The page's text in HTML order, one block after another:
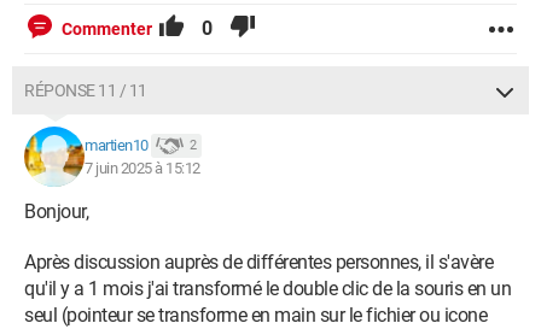
Commenter 0
RÉPONSE 11 / 11
martien10 2
7 juin 2025 à 15:12
Bonjour,
Après discussion auprès de différentes personnes, il s'avère
qu'il y a 1 mois j'ai transformé le double clic de la souris en un
seul (pointeur se transforme en main sur le fichier ou icone